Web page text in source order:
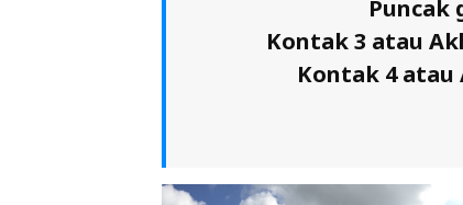
Puncak
Kontak 3 atau
Kontak 4 atau